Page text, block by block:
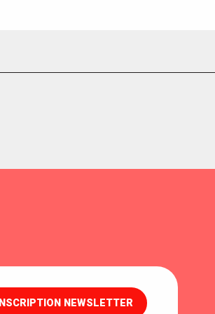
INSCRIPTION NEWSLETTER